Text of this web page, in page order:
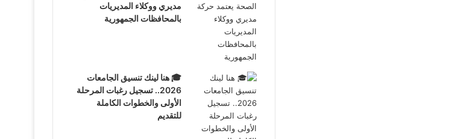
مديري ووكلاء المديريات
بالمحافظات الجمهورية
🎓 هنا لينك تنسيق الجامعات
2026.. تسجيل رغبات المرحلة
الأولى والخطوات الكاملة
للتقديم